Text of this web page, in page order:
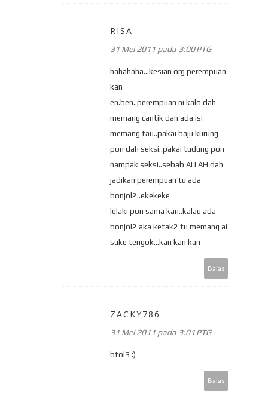
RISA
31 Mei 2011 pada 3:00 PTG
hahahaha...kesian org perempuan
kan
en.ben..perempuan ni kalo dah
memang cantik dan ada isi
memang tau..pakai baju kurung
pon dah seksi..pakai tudung pon
nampak seksi..sebab ALLAH dah
jadikan perempuan tu ada
bonjol2..ekekeke
lelaki pon sama kan..kalau ada
bonjol2 aka ketak2 tu memang ai
suke tengok...kan kan kan
Balas
ZACKY786
31 Mei 2011 pada 3:01 PTG
btol3 :)
Balas